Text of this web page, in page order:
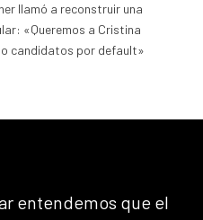
llamó a reconstruir una
«Queremos a Cristina
candidatos por default»
entendemos que el